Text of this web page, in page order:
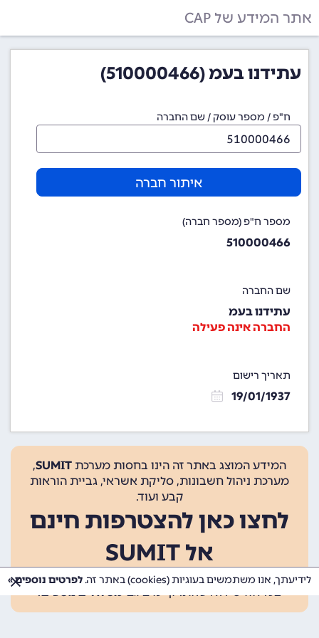
אתר המידע של CAP
עתידנו בעמ (510000466)
ח"פ / מספר עוסק / שם החברה
איתור חברה
מספר ח"פ (מספר חברה)
510000466
שם החברה
עתידנו בעמ
החברה אינה פעילה
תאריך רישום
19/01/1937
המידע המוצג באתר זה הינו בחסות מערכת SUMIT
,
מערכת ניהול חשבונות, סליקת אשראי, גביית הוראות
קבע ועוד.
לחצו כאן להצטרפות חינם
אל SUMIT
ההצטרפות אינה כרוכה בתשלום, ומאפשרת 10 פעולות
בכל חודש ללא עלות. קיימים גםמסלולים נוספים.
לידיעתך, אנו משתמשים בעוגיות (cookies) באתר זה. לפרטים נוספים »